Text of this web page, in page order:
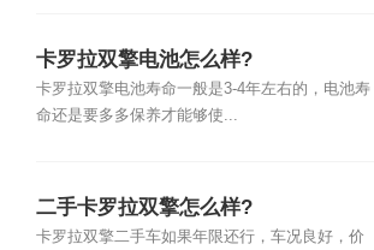
卡罗拉双擎电池怎么样?
卡罗拉双擎电池寿命一般是3-4年左右的，电池寿
命还是要多多保养才能够使...
二手卡罗拉双擎怎么样?
卡罗拉双擎二手车如果年限还行，车况良好，价